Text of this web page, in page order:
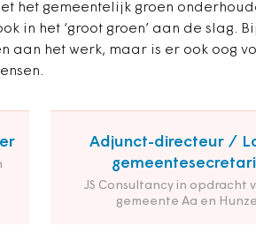
het gemeentelijk groen
in het ‘groot groen’ aan de slag. Bij
aan het werk, maar is er ook oog
Adjunct-directeur /
JS Consultancy in opdracht
gemeente Aa en Hunze